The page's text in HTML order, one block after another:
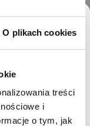
O plikach cookies
treści
i
o tym, jak